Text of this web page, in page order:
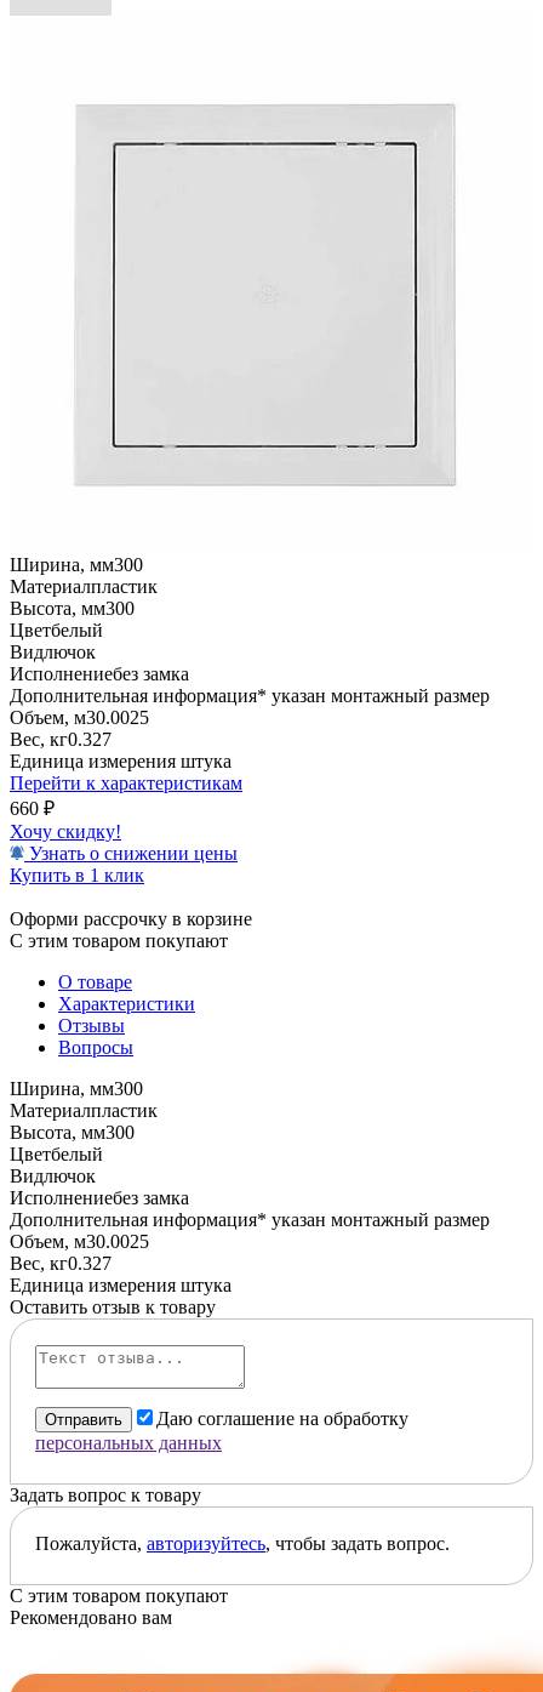
Ширина, мм300
Материалпластик
Высота, мм300
Цветбелый
Видлючок
Исполнениебез замка
Дополнительная информация* указан монтажный размер
Объем, м30.0025
Вес, кг0.327
Единица измерения штука
Перейти к характеристикам
660 ₽
Хочу скидку!
Узнать о снижении цены
Купить в 1 клик
Оформи рассрочку в корзине
С этим товаром покупают
О товаре
Характеристики
Отзывы
Вопросы
Ширина, мм300
Материалпластик
Высота, мм300
Цветбелый
Видлючок
Исполнениебез замка
Дополнительная информация* указан монтажный размер
Объем, м30.0025
Вес, кг0.327
Единица измерения штука
Оставить отзыв к товару
Отправить
Даю соглашение на обработку
персональных данных
Задать вопрос к товару
Пожалуйста, авторизуйтесь, чтобы задать вопрос.
С этим товаром покупают
Рекомендовано вам